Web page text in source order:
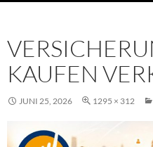
KAUFEN
JUNI 25, 2026 1295 × 312